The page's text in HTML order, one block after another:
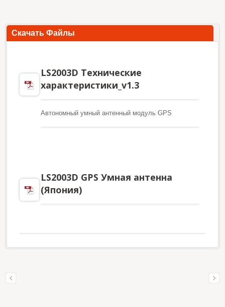
Скачать Файлы
LS2003D Технические
характеристики_v1.3
Автономный умный антенный модуль GPS
LS2003D GPS Умная антенна
(Япония)